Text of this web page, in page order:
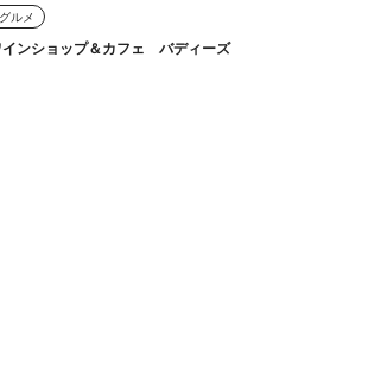
グルメ
インショップ＆カフェ バディーズ